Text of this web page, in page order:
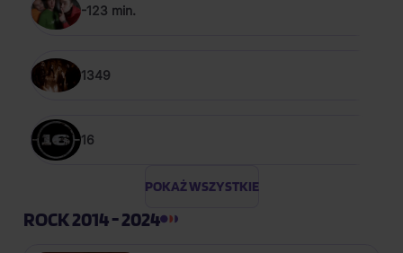
-123 min.
1349
16
POKAŻ WSZYSTKIE
ROCK 2014 - 2024